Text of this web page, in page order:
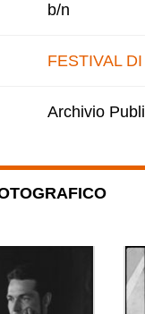
b/n
FESTIVAL
Archivio